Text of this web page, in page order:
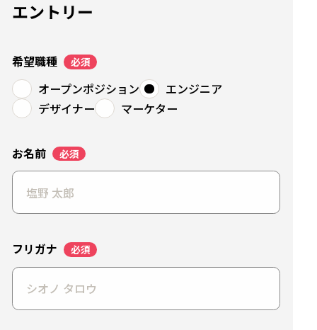
エントリー
希望職種
オープンポジション
エンジニア
デザイナー
マーケター
お名前
フリガナ